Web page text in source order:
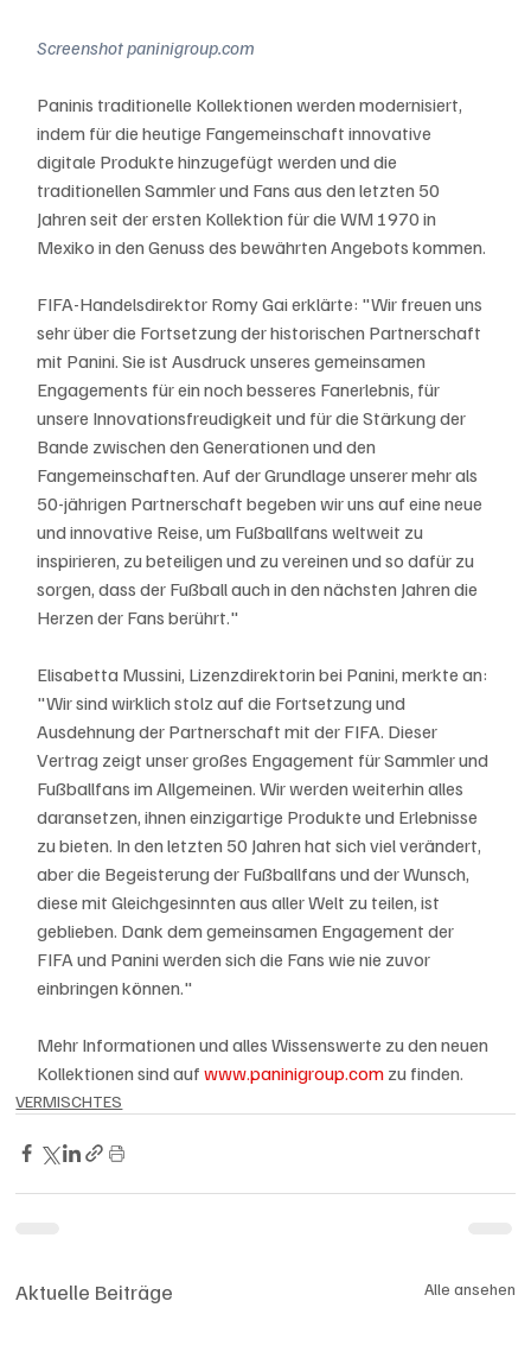
Screenshot paninigroup.com
Paninis traditionelle Kollektionen werden modernisiert,
indem für die heutige Fangemeinschaft innovative
digitale Produkte hinzugefügt werden und die
traditionellen Sammler und Fans aus den letzten 50
Jahren seit der ersten Kollektion für die WM 1970 in
Mexiko in den Genuss des bewährten Angebots kommen.
FIFA-Handelsdirektor Romy Gai erklärte: "Wir freuen uns
sehr über die Fortsetzung der historischen Partnerschaft
mit Panini. Sie ist Ausdruck unseres gemeinsamen
Engagements für ein noch besseres Fanerlebnis, für
unsere Innovationsfreudigkeit und für die Stärkung der
Bande zwischen den Generationen und den
Fangemeinschaften. Auf der Grundlage unserer mehr als
50-jährigen Partnerschaft begeben wir uns auf eine neue
und innovative Reise, um Fußballfans weltweit zu
inspirieren, zu beteiligen und zu vereinen und so dafür zu
sorgen, dass der Fußball auch in den nächsten Jahren die
Herzen der Fans berührt."
Elisabetta Mussini, Lizenzdirektorin bei Panini, merkte an:
"Wir sind wirklich stolz auf die Fortsetzung und
Ausdehnung der Partnerschaft mit der FIFA. Dieser
Vertrag zeigt unser großes Engagement für Sammler und
Fußballfans im Allgemeinen. Wir werden weiterhin alles
daransetzen, ihnen einzigartige Produkte und Erlebnisse
zu bieten. In den letzten 50 Jahren hat sich viel verändert,
aber die Begeisterung der Fußballfans und der Wunsch,
diese mit Gleichgesinnten aus aller Welt zu teilen, ist
geblieben. Dank dem gemeinsamen Engagement der
FIFA und Panini werden sich die Fans wie nie zuvor
einbringen können."
Mehr Informationen und alles Wissenswerte zu den neuen
Kollektionen sind auf www.paninigroup.com zu finden.
VERMISCHTES
Aktuelle Beiträge Alle ansehen